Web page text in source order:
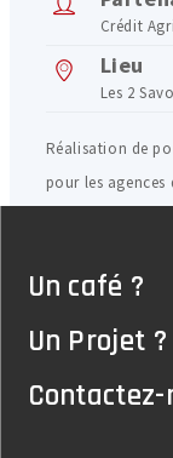
Crédit
Lieu
Les 2
Réalisation de
pour les agences
Un café ?
Un Projet ?
Contactez-